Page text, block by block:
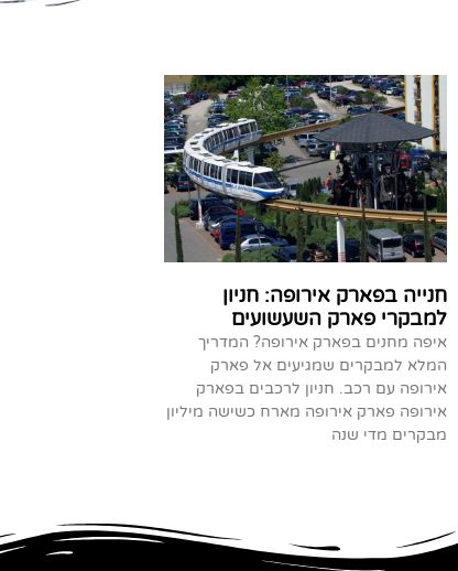
חנייה בפארק אירופה: חניון
למבקרי פארק השעשועים
איפה מחנים בפארק אירופה? המדריך
המלא למבקרים שמגיעים אל פארק
אירופה עם רכב. חניון לרכבים בפארק
אירופה פארק אירופה מארח כשישה מיליון
מבקרים מדי שנה